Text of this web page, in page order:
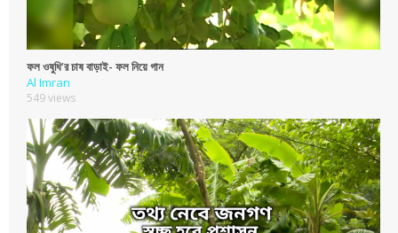
ফল ওষুধি’র চাষ বাড়াই- ফল নিয়ে গান
Al Imran
549 views